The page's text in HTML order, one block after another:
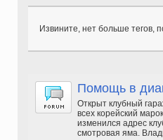
Извините, нет больше тегов,
Помощь в
Открыт клубный
всех корейский
изменился адрес
смотровая яма.